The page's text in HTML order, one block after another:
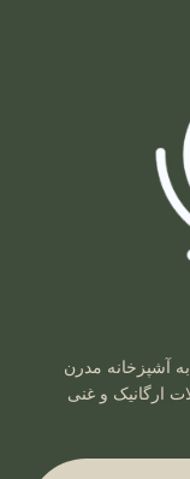
آشپزخانه مدرن
ارگانیک و غنی